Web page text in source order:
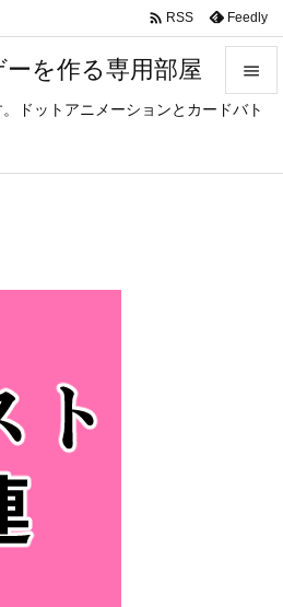
を作る専用部屋
ドットアニメーションとカードバト



 RSS Feedly